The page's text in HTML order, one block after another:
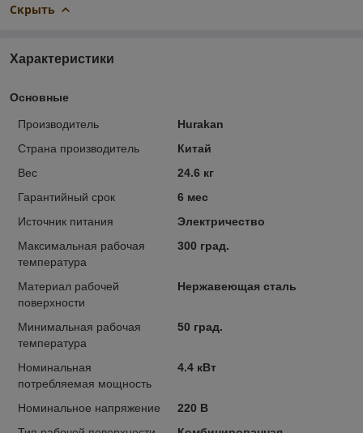
Скрыть
Характеристики
Основные
Производитель
Hurakan
Страна производитель
Китай
Вес
24.6 кг
Гарантийный срок
6 мес
Источник питания
Электричество
Максимальная рабочая
температура
300 град.
Материал рабочей
поверхности
Нержавеющая сталь
Минимальная рабочая
температура
50 град.
Номинальная
потребляемая мощность
4.4 кВт
Номинальное напряжение
220 В